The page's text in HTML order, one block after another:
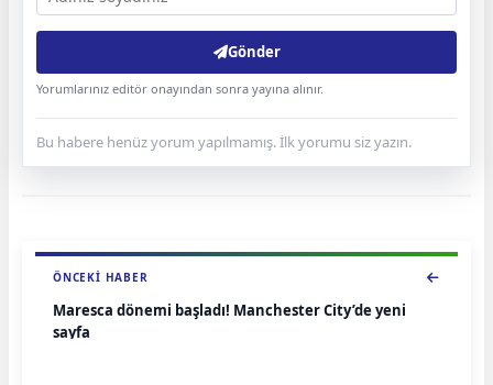
Gönder
Yorumlarınız editör onayından sonra yayına alınır.
Bu habere henüz yorum yapılmamış. İlk yorumu siz yazın.
ÖNCEKI HABER
Maresca dönemi başladı! Manchester City’de yeni
sayfa